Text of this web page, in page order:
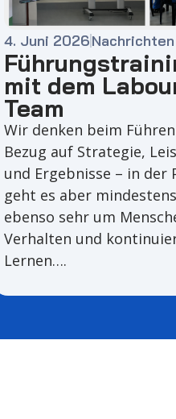
4. Juni 2026Nachrichten
mit dem
Team
Wir denken beim
Bezug auf Strategie,
und Ergebnisse – in der
geht es aber mindestens
ebenso sehr um
Verhalten und
Lernen….